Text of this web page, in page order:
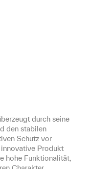
durch seine
den stabilen
Schutz vor
Produkt
hohe Funktionalität,